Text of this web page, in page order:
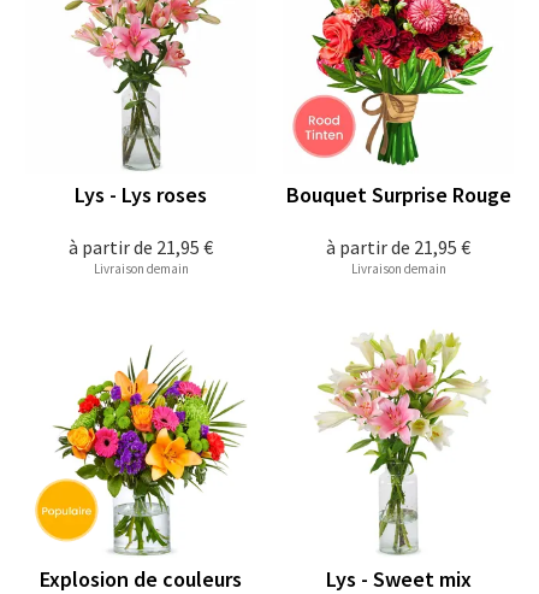
à partir de 21,95 €
Lys - Lys roses
Livraison demain
à partir de 21,95 €
Bouquet Surprise Rouge
Livraison demain
Explosion de couleurs Lys - Sweet mix